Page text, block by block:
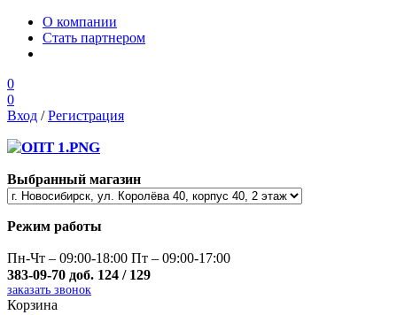
О компании
Стать партнером
0
0
Вход /Регистрация
Выбранный магазин
Режим работы
Пн-Чт – 09:00-18:00 Пт – 09:00-17:00
383-09-70 доб. 124 / 129
заказать звонок
Корзина